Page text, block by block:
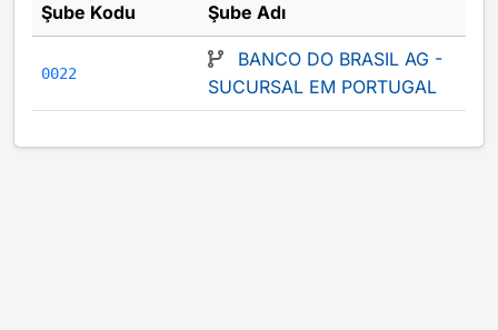
Şube Kodu Şube Adı
0022
BANCO DO BRASIL AG -
SUCURSAL EM PORTUGAL